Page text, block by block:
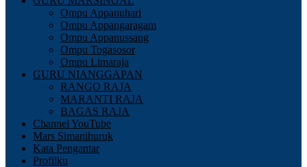
Ompu Appanuhari
Ompu Appangaragam
Ompu Appanussang
Ompu Togasosor
Ompu Limaraja
GURU NIANGGAPAN
RANGO RAJA
MARANTI RAJA
BAGAS RAJA
Channel YouTube
Mars Simanihuruk
Kata Pengantar
Profilku